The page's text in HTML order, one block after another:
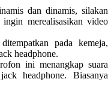
dan dinamis, silakan
merealisasikan video
pada kemeja,
headphone.
ini menangkap suara
headphone. Biasanya